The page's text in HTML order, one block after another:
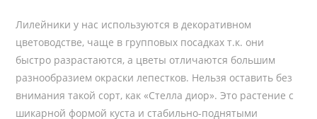
Лилейники у нас используются в декоративном
цветоводстве, чаще в групповых посадках т.к. они
быстро разрастаются, а цветы отличаются большим
разнообразием окраски лепестков. Нельзя оставить без
внимания такой сорт, как «Стелла диор». Это растение с
шикарной формой куста и стабильно-поднятыми